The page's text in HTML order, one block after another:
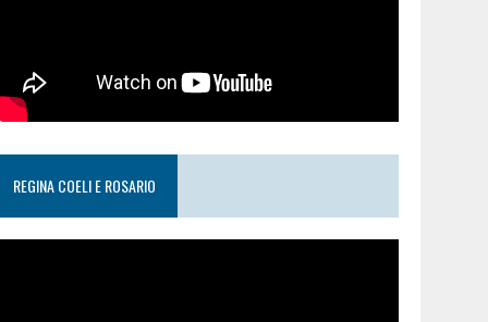
REGINA COELI E ROSARIO